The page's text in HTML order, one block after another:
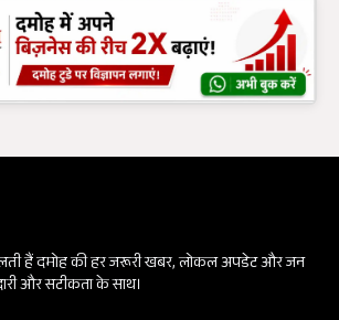
हैं दमोह की हर जरूरी खबर, लोकल अपडेट और जन
और सटीकता के साथ।